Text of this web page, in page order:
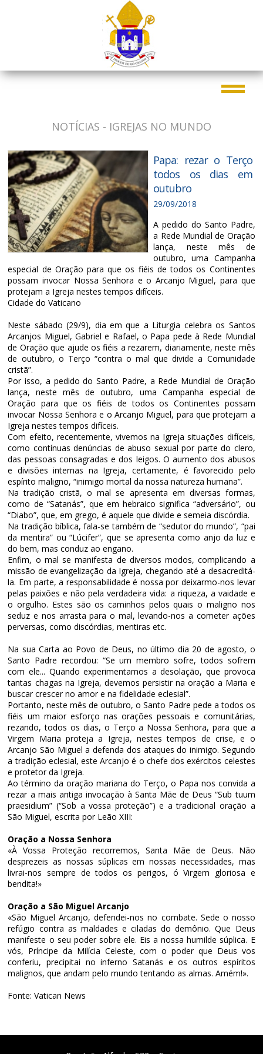
NOTÍCIAS - IGREJAS NO MUNDO
Papa: rezar o Terço
todos os dias em
outubro
29/09/2018
A pedido do Santo Padre,
a Rede Mundial de Oração
lança, neste mês de
outubro, uma Campanha
especial de Oração para que os fiéis de todos os Continentes
possam invocar Nossa Senhora e o Arcanjo Miguel, para que
protejam a Igreja nestes tempos difíceis.
Cidade do Vaticano
Neste sábado (29/9), dia em que a Liturgia celebra os Santos
Arcanjos Miguel, Gabriel e Rafael, o Papa pede à Rede Mundial
de Oração que ajude os fiéis a rezarem, diariamente, neste mês
de outubro, o Terço “contra o mal que divide a Comunidade
cristã”.
Por isso, a pedido do Santo Padre, a Rede Mundial de Oração
lança, neste mês de outubro, uma Campanha especial de
Oração para que os fiéis de todos os Continentes possam
invocar Nossa Senhora e o Arcanjo Miguel, para que protejam a
Igreja nestes tempos difíceis.
Com efeito, recentemente, vivemos na Igreja situações difíceis,
como contínuas denúncias de abuso sexual por parte do clero,
das pessoas consagradas e dos leigos. O aumento dos abusos
e divisões internas na Igreja, certamente, é favorecido pelo
espírito maligno, “inimigo mortal da nossa natureza humana”.
Na tradição cristã, o mal se apresenta em diversas formas,
como de “Satanás”, que em hebraico significa “adversário”, ou
“Diabo”, que, em grego, é aquele que divide e semeia discórdia.
Na tradição bíblica, fala-se também de “sedutor do mundo”, “pai
da mentira” ou “Lúcifer”, que se apresenta como anjo da luz e
do bem, mas conduz ao engano.
Enfim, o mal se manifesta de diversos modos, complicando a
missão de evangelização da Igreja, chegando até a desacreditá-
la. Em parte, a responsabilidade é nossa por deixarmo-nos levar
pelas paixões e não pela verdadeira vida: a riqueza, a vaidade e
o orgulho. Estes são os caminhos pelos quais o maligno nos
seduz e nos arrasta para o mal, levando-nos a cometer ações
perversas, como discórdias, mentiras etc.
Na sua Carta ao Povo de Deus, no último dia 20 de agosto, o
Santo Padre recordou: “Se um membro sofre, todos sofrem
com ele... Quando experimentamos a desolação, que provoca
tantas chagas na Igreja, devemos persistir na oração a Maria e
buscar crescer no amor e na fidelidade eclesial”.
Portanto, neste mês de outubro, o Santo Padre pede a todos os
fiéis um maior esforço nas orações pessoais e comunitárias,
rezando, todos os dias, o Terço a Nossa Senhora, para que a
Virgem Maria proteja a Igreja, nestes tempos de crise, e o
Arcanjo São Miguel a defenda dos ataques do inimigo. Segundo
a tradição eclesial, este Arcanjo é o chefe dos exércitos celestes
e protetor da Igreja.
Ao término da oração mariana do Terço, o Papa nos convida a
rezar a mais antiga invocação à Santa Mãe de Deus “Sub tuum
praesidium” (“Sob a vossa proteção”) e a tradicional oração a
São Miguel, escrita por Leão XIII:
Oração a Nossa Senhora
«À Vossa Proteção recorremos, Santa Mãe de Deus. Não
desprezeis as nossas súplicas em nossas necessidades, mas
livrai-nos sempre de todos os perigos, ó Virgem gloriosa e
bendita!»
Oração a São Miguel Arcanjo
«São Miguel Arcanjo, defendei-nos no combate. Sede o nosso
refúgio contra as maldades e ciladas do demônio. Que Deus
manifeste o seu poder sobre ele. Eis a nossa humilde súplica. E
vós, Príncipe da Milícia Celeste, com o poder que Deus vos
conferiu, precipitai no inferno Satanás e os outros espíritos
malignos, que andam pelo mundo tentando as almas. Amém!».
Fonte: Vatican News